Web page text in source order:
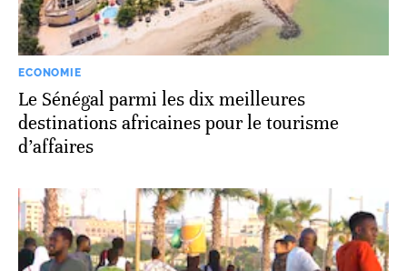
ECONOMIE
Le Sénégal parmi les dix meilleures
destinations africaines pour le tourisme
d’affaires